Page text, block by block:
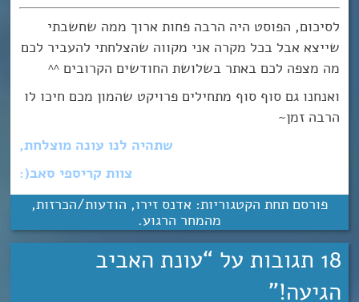
לסיכום, הפוסט היה הרבה פחות ארוך ממה שחשבתי
שייצא אבל בכל מקרה אני מקווה שהצלחתי להעביר לכם
מה מצפה לכם באתר בשלושת החודשים הקרובים ^^
ואנחנו גם סוף סוף מתחילים פרויקט שהמון מכם חיכו לו
הרבה זמן~
שתהיה לנו עונה מוצלחת,
צוות קריספי סאב(:
פורסם תחת הקטגוריות: אדנס זירו, הודעות/הכרזות,
מהמחר הרגוע.
18 תגובות על “
עונת האביב
הגיעה!”